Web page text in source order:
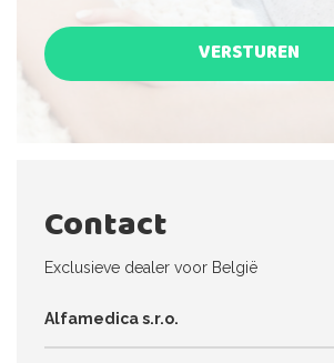
VERSTUREN
Contact
Exclusieve dealer voor België
Alfamedica s.r.o.